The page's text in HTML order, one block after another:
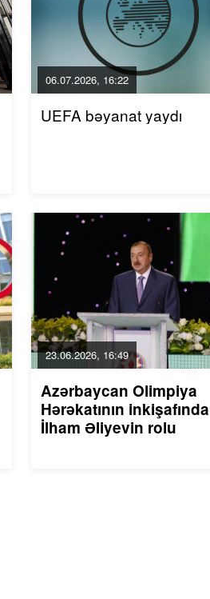
06.07.2026, 16:22
UEFA bəyanat yaydı
23.06.2026, 16:49
Azərbaycan Olimpiya
Hərəkatının inkişafında
İlham Əliyevin rolu